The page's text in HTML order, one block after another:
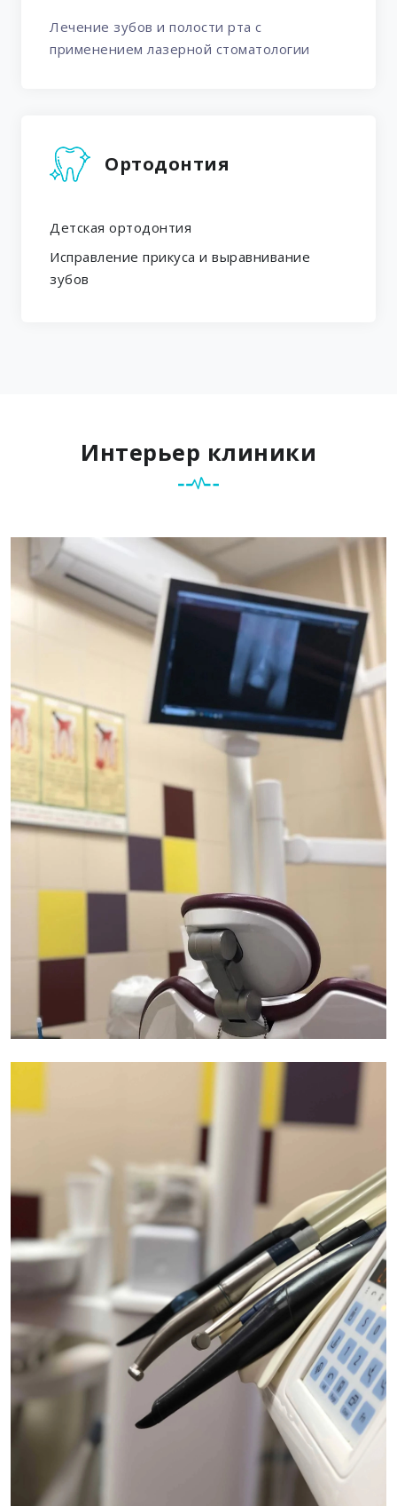
Лечение зубов и полости рта с
применением лазерной стоматологии
Ортодонтия
Детская ортодонтия
Исправление прикуса и выравнивание
зубов
Интерьер клиники